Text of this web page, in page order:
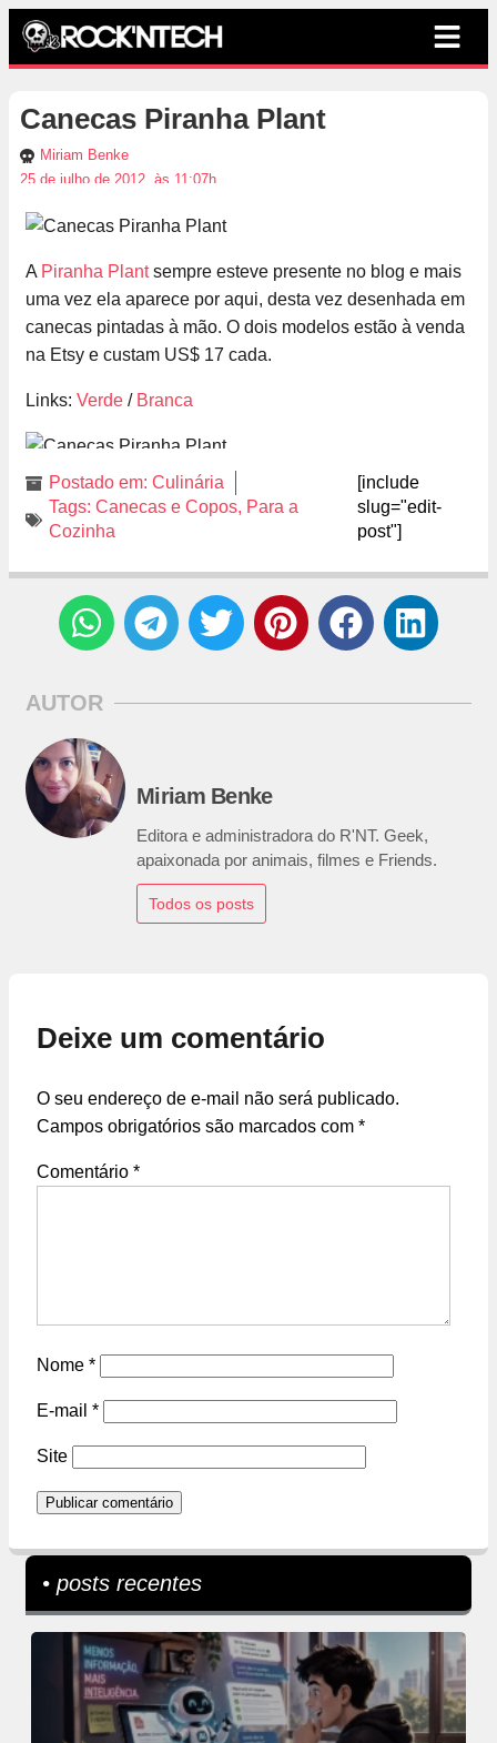
Canecas Piranha Plant
Miriam Benke
25 de julho de 2012, às 11:07h
A Piranha Plantsempre esteve presente no blog e mais
uma vez ela aparece por aqui, desta vez desenhada em
canecas pintadas à mão. O dois modelos estão à venda
na Etsy e custam US$ 17 cada.
Links: Verde / Branca
Postado em: Culinária
Tags: Canecas e Copos, Para a
Cozinha
[include
slug="edit-
post"]
AUTOR
Miriam Benke
Editora e administradora do R'NT. Geek,
apaixonada por animais, filmes e Friends.
Todos os posts
Deixe um comentário
O seu endereço de e-mail não será publicado.
Campos obrigatórios são marcados com *
Comentário *
Nome *
E-mail *
Site
• posts recentes